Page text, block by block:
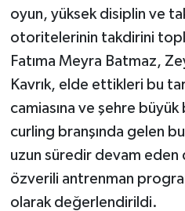
oyun, yüksek disiplin ve
otoritelerinin takdirini
Fatıma Meyra Batmaz,
Kavrık, elde ettikleri bu
camiasına ve şehre
curling branşında gelen
uzun süredir devam eden
özverili antrenman
olarak değerlendirildi.